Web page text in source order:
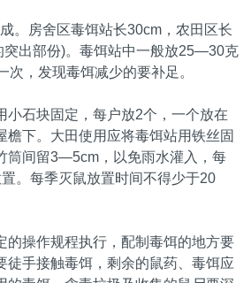
。房舍区毒饵站长30cm，农田区长
突出部份)。毒饵站中一般放25—30克
次，发现毒饵减少的要补足。
小石块固定，每户放2个，一个放在
檐下。大田使用应将毒饵站用铁丝固
筒间留3—5cm，以免雨水灌入，每
。每季灭鼠放置时间不得少于20
的操作规程执行，配制毒饵的地方要
徒手接触毒饵，剩余的鼠药、毒饵应